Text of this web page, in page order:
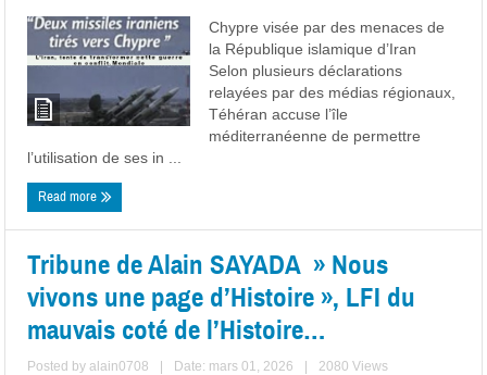
Chypre visée par des menaces de
la République islamique d’Iran
Selon plusieurs déclarations
relayées par des médias régionaux,
Téhéran accuse l’île
méditerranéenne de permettre
l’utilisation de ses in ...
Read more
Tribune de Alain SAYADA » Nous
vivons une page d’Histoire », LFI du
mauvais coté de l’Histoire…
Posted byalain0708 Date: mars 01, 2026 2080 Views